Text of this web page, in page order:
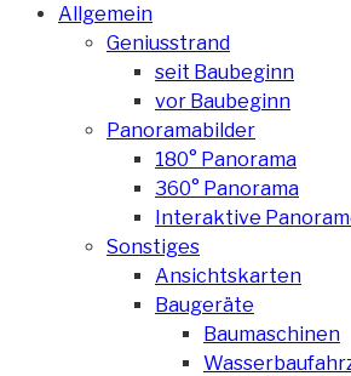
Allgemein
Geniusstrand
seit Baubeginn
vor Baubeginn
Panoramabilder
180° Panorama
360° Panorama
Interaktive
Sonstiges
Ansichtskarten
Baugeräte
Baumaschinen